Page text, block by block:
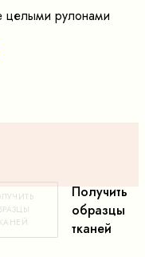
целыми рулонами
Получить
образцы
тканей